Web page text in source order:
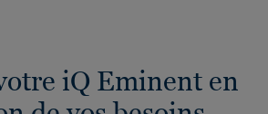
iQ Eminent en